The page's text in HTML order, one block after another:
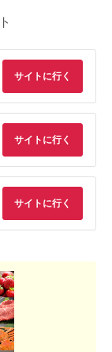
サイトに行く
サイトに行く
サイトに行く